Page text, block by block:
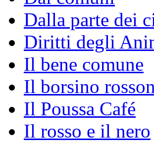
Dalla parte dei
Diritti degli
Il bene comune
Il borsino
Il Poussa Café
Il rosso e il nero